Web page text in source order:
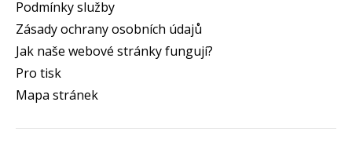
Podmínky služby
Zásady ochrany osobních údajů
Jak naše webové stránky fungují?
Pro tisk
Mapa stránek